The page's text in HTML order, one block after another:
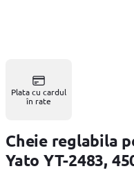
Plata cu cardul
în rate
Cheie reglabila
Yato YT-2483,